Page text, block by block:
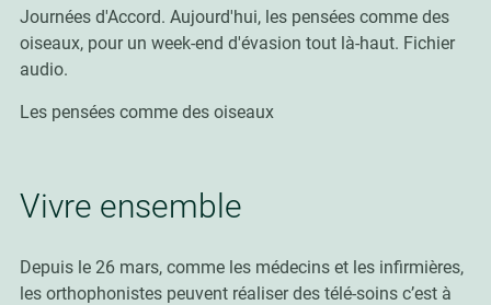
Journées d'Accord. Aujourd'hui, les pensées comme des
oiseaux, pour un week-end d'évasion tout là-haut. Fichier
audio.
Les pensées comme des oiseaux
Vivre ensemble
Depuis le 26 mars, comme les médecins et les infirmières,
les orthophonistes peuvent réaliser des télé-soins c’est à